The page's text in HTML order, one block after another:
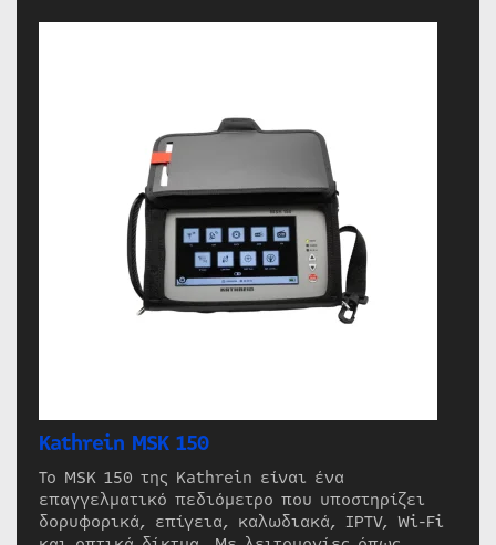
Kathrein MSK 150
Το MSK 150 της Kathrein είναι ένα
επαγγελματικό πεδιόμετρο που υποστηρίζει
δορυφορικά, επίγεια, καλωδιακά, IPTV, Wi-Fi